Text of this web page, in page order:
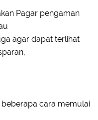
Pagar pengaman
agar dapat terlihat
cara memulai